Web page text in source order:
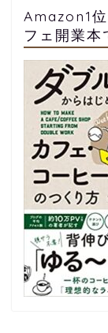
Amazon1
フェ開業本